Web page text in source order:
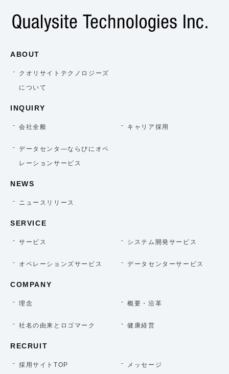
ABOUT
クオリサイトテクノロジーズ
について
INQUIRY
会社全般 キャリア採用
データセンタ―ならびにオペ
レーションサービス
NEWS
ニュースリリース
SERVICE
サービス システム開発サービス
オペレーションズサービス データセンターサービス
COMPANY
理念 概要・沿革
社名の由来とロゴマーク 健康経営
RECRUIT
採用サイトTOP メッセージ